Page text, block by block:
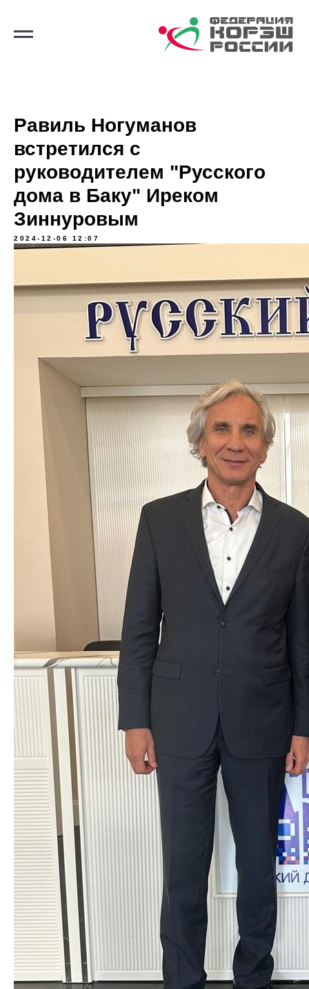
Равиль Ногуманов
встретился с
руководителем "Русского
дома в Баку" Иреком
Зиннуровым
2024-12-06 12:07